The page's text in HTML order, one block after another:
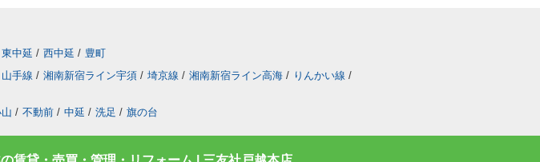
東中延 / 西中延 / 豊町
山手線 / 湘南新宿ライン宇須 / 埼京線 / 湘南新宿ライン高海 / りんかい線 /
/ 不動前 / 中延 / 洗足 / 旗の台